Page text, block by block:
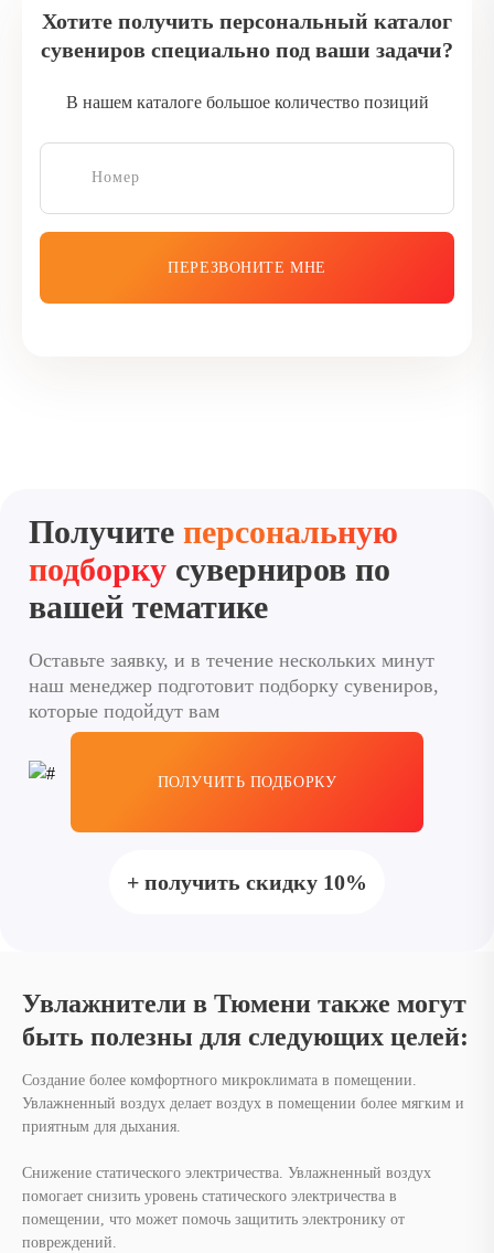
Хотите получить персональный каталог
сувениров специально под ваши задачи?
В нашем каталоге большое количество позиций
ПЕРЕЗВОНИТЕ МНЕ
Получите персональную
подборку суверниров по
вашей тематике
Оставьте заявку, и в течение нескольких минут
наш менеджер подготовит подборку сувениров,
которые подойдут вам
ПОЛУЧИТЬ ПОДБОРКУ
+ получить скидку 10%
Увлажнители в Тюмени также могут
быть полезны для следующих целей:
Создание более комфортного микроклимата в помещении.
Увлажненный воздух делает воздух в помещении более мягким и
приятным для дыхания.
Снижение статического электричества. Увлажненный воздух
помогает снизить уровень статического электричества в
помещении, что может помочь защитить электронику от
повреждений.